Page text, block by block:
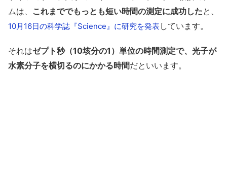
ムは、 これまででもっとも短い時間の測定に成功したと、
10月16日の科学誌『Science』に研究を発表しています。
それはゼプト秒（10垓分の1）単位の時間測定で、光子が
水素分子を横切るのにかかる時間だといいます。